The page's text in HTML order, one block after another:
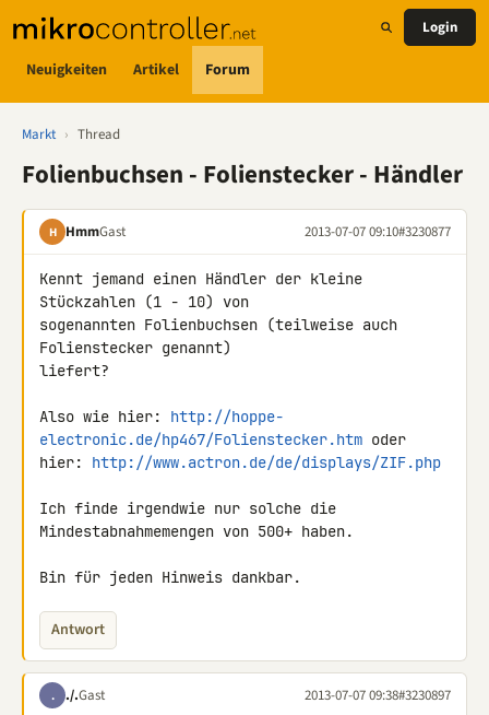
Neuigkeiten Artikel Forum
Login
Markt › Thread
Folienbuchsen - Folienstecker - Händler
H HmmGast 2013-07-07 09:10#3230877
Kennt jemand einen Händler der kleine
Stückzahlen (1 - 10) von
sogenannten Folienbuchsen (teilweise auch
Folienstecker genannt)
liefert?
Also wie hier: http://hoppe-
electronic.de/hp467/Folienstecker.htm oder
hier: http://www.actron.de/de/displays/ZIF.php
Ich finde irgendwie nur solche die
Mindestabnahmemengen von 500+ haben.
Bin für jeden Hinweis dankbar.
Antwort
. ./.Gast 2013-07-07 09:38#3230897